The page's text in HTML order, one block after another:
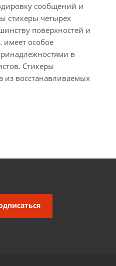
сообщений и
стикеры четырех
поверхностей и
имеет особое
в
Стикеры
из восстанавливаемых